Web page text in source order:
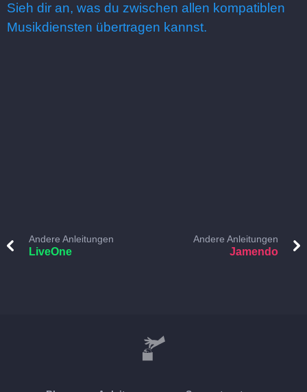
Sieh dir an, was du zwischen allen kompatiblen
Musikdiensten übertragen kannst.
Andere Anleitungen
LiveOne
Andere Anleitungen
Jamendo